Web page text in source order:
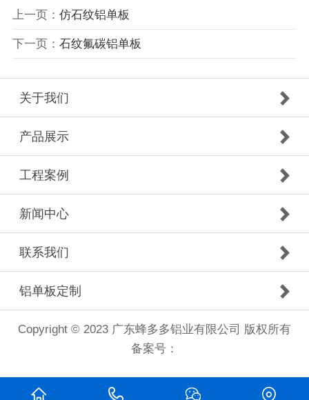
上一页： 仿石纹铝单板
下一页： 石纹氟碳铝单板
关于我们
产品展示
工程案例
新闻中心
联系我们
铝单板定制
Copyright © 2023 广东蜂多多铝业有限公司 版权所有
备案号：